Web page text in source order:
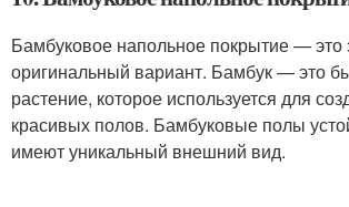
Бамбуковое напольное покрытие — это
оригинальный вариант. Бамбук — это
растение, которое используется для
красивых полов. Бамбуковые полы
имеют уникальный внешний вид.